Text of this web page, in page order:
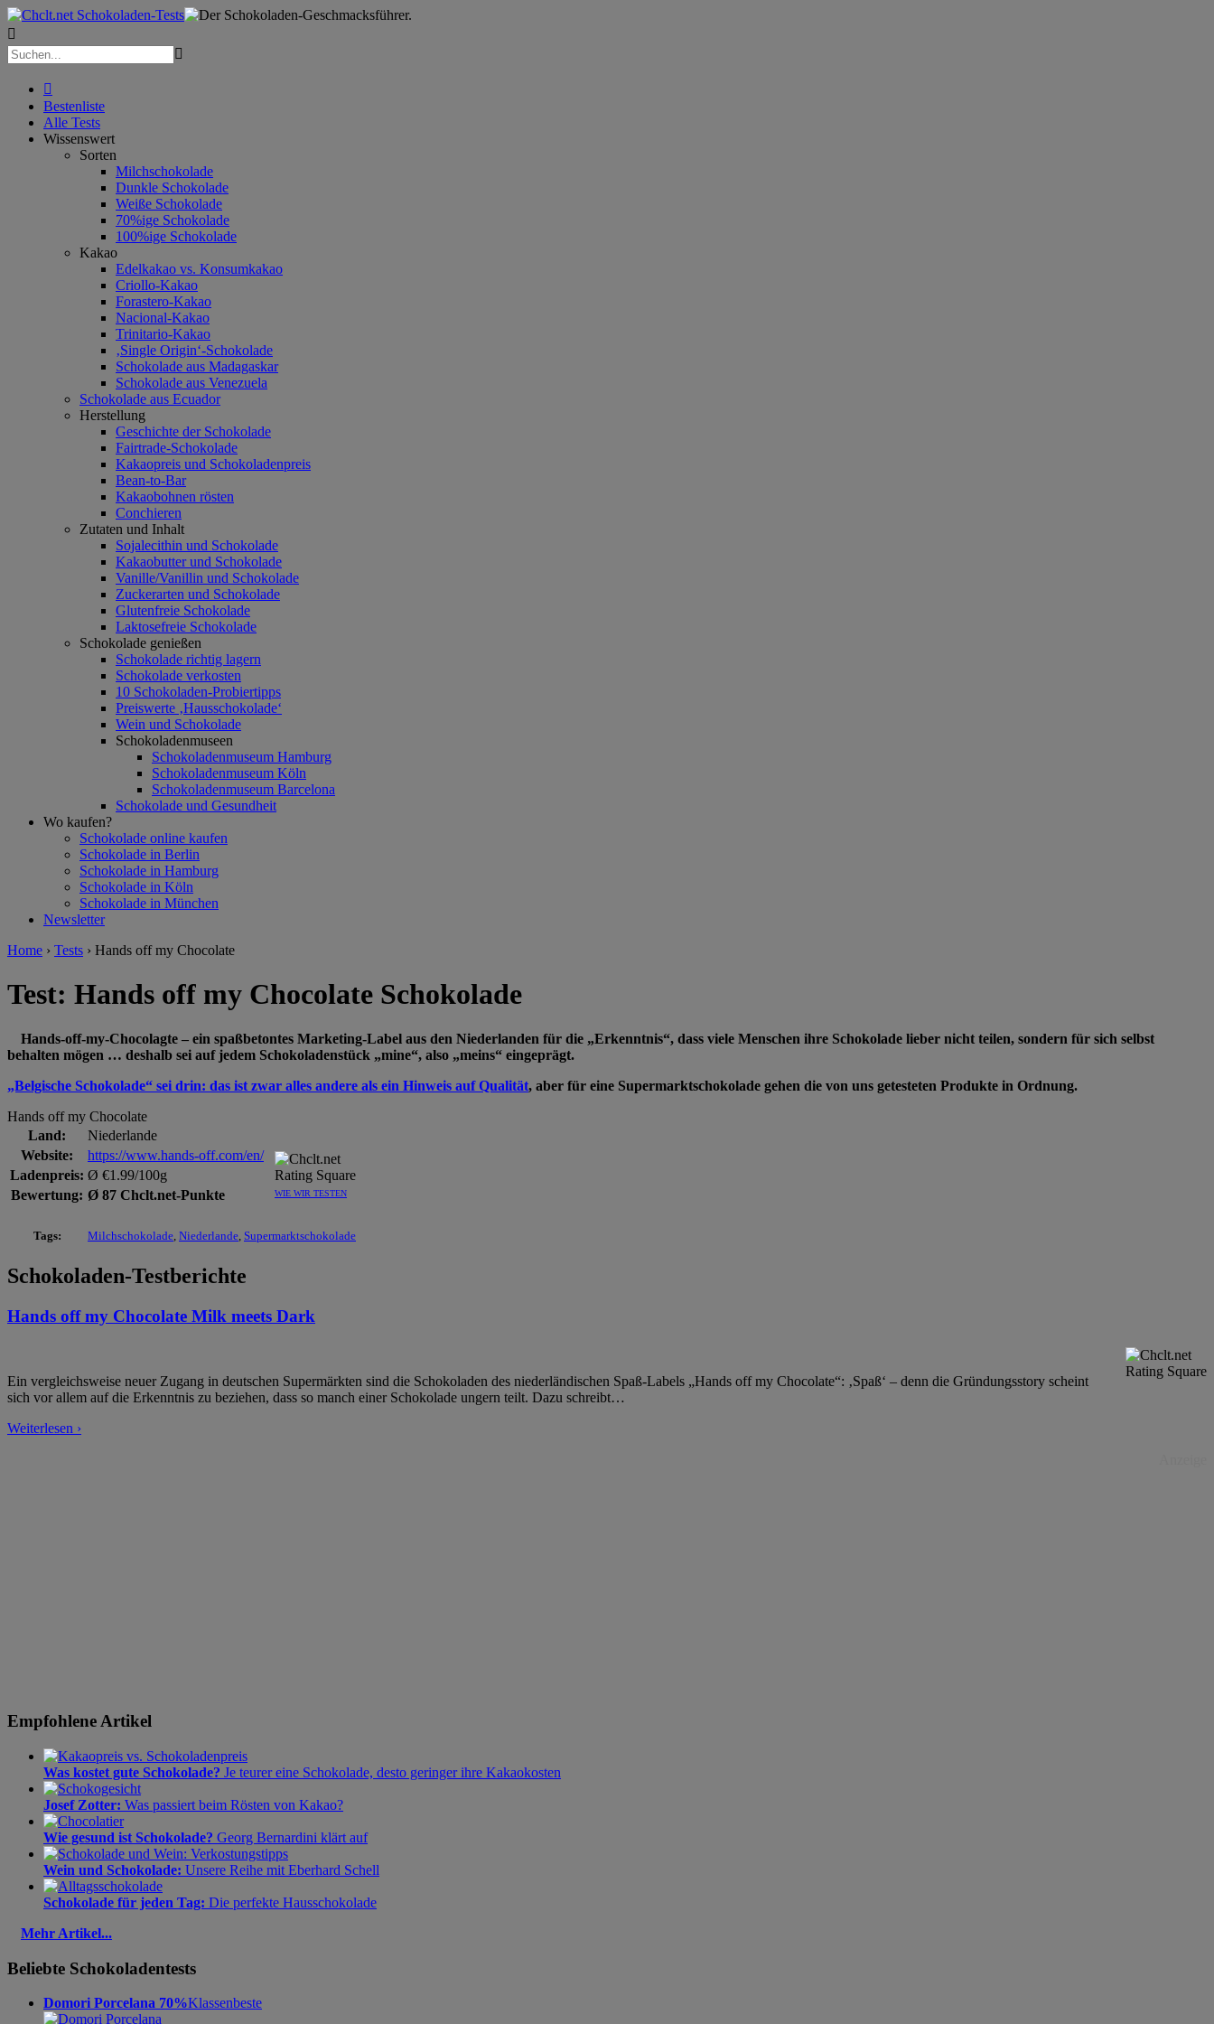



Bestenliste
Alle Tests
Wissenswert
Sorten
Milchschokolade
Dunkle Schokolade
Weiße Schokolade
70%ige Schokolade
100%ige Schokolade
Kakao
Edelkakao vs. Konsumkakao
Criollo-Kakao
Forastero-Kakao
Nacional-Kakao
Trinitario-Kakao
‚Single Origin‘-Schokolade
Schokolade aus Madagaskar
Schokolade aus Venezuela
Schokolade aus Ecuador
Herstellung
Geschichte der Schokolade
Fairtrade-Schokolade
Kakaopreis und Schokoladenpreis
Bean-to-Bar
Kakaobohnen rösten
Conchieren
Zutaten und Inhalt
Sojalecithin und Schokolade
Kakaobutter und Schokolade
Vanille/Vanillin und Schokolade
Zuckerarten und Schokolade
Glutenfreie Schokolade
Laktosefreie Schokolade
Schokolade genießen
Schokolade richtig lagern
Schokolade verkosten
10 Schokoladen-Probiertipps
Preiswerte ‚Hausschokolade‘
Wein und Schokolade
Schokoladenmuseen
Schokoladenmuseum Hamburg
Schokoladenmuseum Köln
Schokoladenmuseum Barcelona
Schokolade und Gesundheit
Wo kaufen?
Schokolade online kaufen
Schokolade in Berlin
Schokolade in Hamburg
Schokolade in Köln
Schokolade in München
Newsletter
Home › Tests › Hands off my Chocolate
Test: Hands off my Chocolate Schokolade
Hands-off-my-Chocolagte – ein spaßbetontes Marketing-Label aus den Niederlanden für die „Erkenntnis“, dass viele Menschen ihre Schokolade lieber nicht teilen, sondern für sich selbst
behalten mögen … deshalb sei auf jedem Schokoladenstück „mine“, also „meins“ eingeprägt.
„Belgische Schokolade“ sei drin: das ist zwar alles andere als ein Hinweis auf Qualität, aber für eine Supermarktschokolade gehen die von uns getesteten Produkte in Ordnung.
Hands off my Chocolate
Land:
Niederlande
WIE WIR TESTEN
Website:
https://www.hands-off.com/en/
Ladenpreis: Ø €1.99/100g
Bewertung: Ø 87 Chclt.net-Punkte
Tags: Milchschokolade Niederlande Supermarktschokolade
Schokoladen-Testberichte
Hands off my Chocolate Milk meets Dark
Ein vergleichsweise neuer Zugang in deutschen Supermärkten sind die Schokoladen des niederländischen Spaß-Labels „Hands off my Chocolate“: ‚Spaß‘ – denn die Gründungsstory scheint
sich vor allem auf die Erkenntnis zu beziehen, dass so manch einer Schokolade ungern teilt. Dazu schreibt…
Weiterlesen ›
Empfohlene Artikel
Was kostet gute Schokolade? Je teurer eine Schokolade, desto geringer ihre Kakaokosten
Josef Zotter: Was passiert beim Rösten von Kakao?
Wie gesund ist Schokolade? Georg Bernardini klärt auf
Wein und Schokolade: Unsere Reihe mit Eberhard Schell
Schokolade für jeden Tag: Die perfekte Hausschokolade
Mehr Artikel...
Beliebte Schokoladentests
Domori Porcelana 70%Klassenbeste